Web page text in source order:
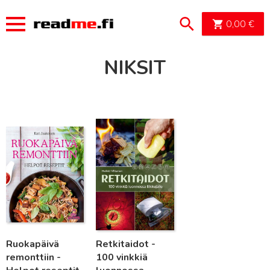
0,00 €
NIKSIT
Ruokapäivä
remonttiin -
Lue lisää
Retkitaidot -
100 vinkkiä
Lue lisää